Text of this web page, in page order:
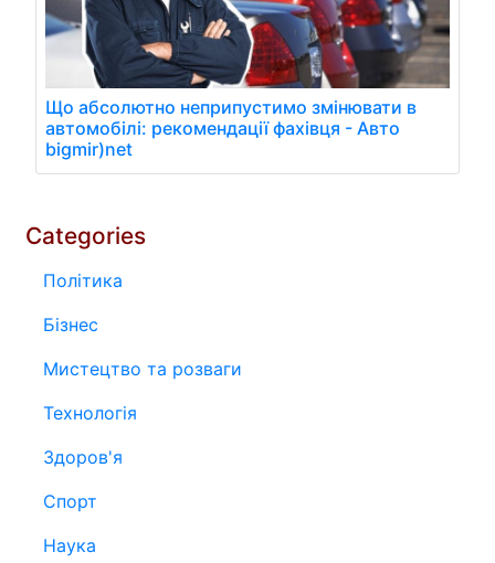
Що абсолютно неприпустимо змінювати в
автомобілі: рекомендації фахівця - Авто
bigmir)net
Categories
Політика
Бізнес
Мистецтво та розваги
Технологія
Здоров'я
Спорт
Наука